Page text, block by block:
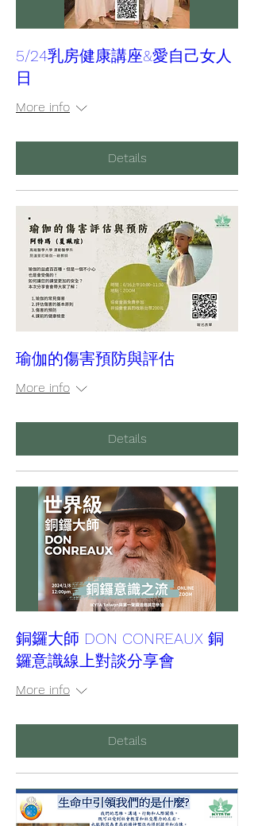
5/24乳房健康講座&愛自己女人
日
More info
Details
瑜伽的傷害預防與評估
More info
Details
銅鑼大師 DON CONREAUX 銅
鑼意識線上對談分享會
More info
Details